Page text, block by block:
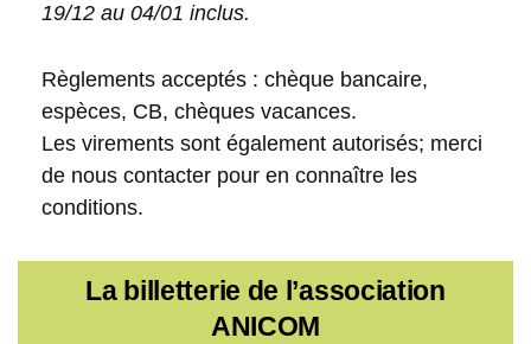
19/12 au 04/01 inclus.
Règlements acceptés : chèque bancaire,
espèces, CB, chèques vacances.
Les virements sont également autorisés; merci
de nous contacter pour en connaître les
conditions.
La billetterie de l’association
ANICOM